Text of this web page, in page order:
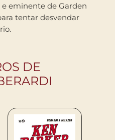
eminente de Garden
tentar desvendar
DE